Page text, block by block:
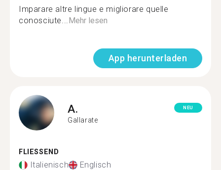
Imparare altre lingue e migliorare quelle
conosciute... Mehr lesen
App herunterladen
A.
Gallarate
NEU
FLIESSEND
Italienisch Englisch